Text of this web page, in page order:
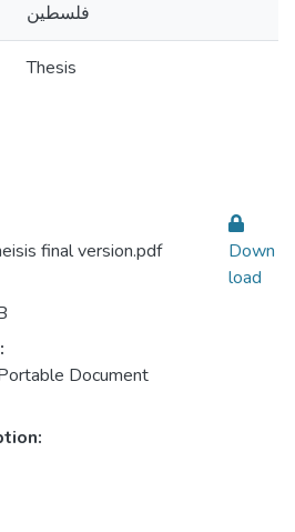
فلسطين
Thesis
final version.pdf
Document
Down
load